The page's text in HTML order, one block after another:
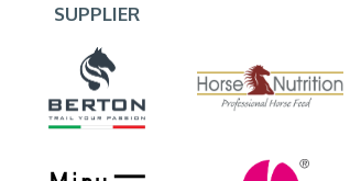
SUPPLIER